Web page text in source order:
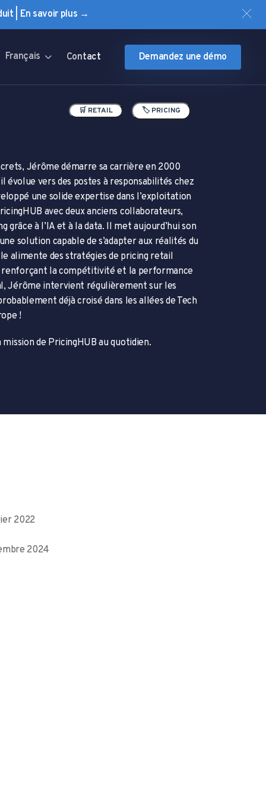
| En savoir plus →
Français Contact Demandez une démo
🛒 RETAIL 🏷️ PRICING
Jérôme démarre sa carrière en 2000
vers des postes à responsabilités chez
une solide expertise dans l’exploitation
avec deux anciens collaborateurs,
à l’IA et à la data. Il met aujourd’hui son
solution capable de s’adapter aux réalités du
alimente des stratégies de pricing retail
renforçant la compétitivité et la performance
Jérôme intervient régulièrement sur les
déjà croisé dans les allées de Tech
!
de PricingHUB au quotidien.
2022
2024